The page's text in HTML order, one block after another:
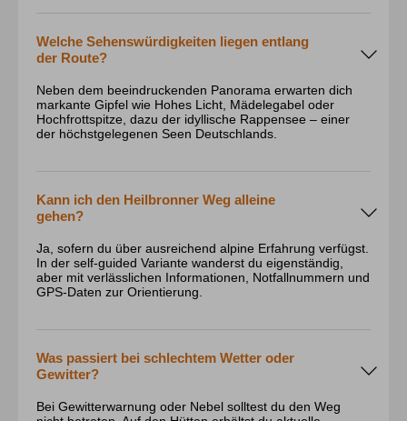
Welche Sehenswürdigkeiten liegen entlang
der Route?
Neben dem beeindruckenden Panorama erwarten dich
markante Gipfel wie Hohes Licht, Mädelegabel oder
Hochfrottspitze, dazu der idyllische Rappensee – einer
der höchstgelegenen Seen Deutschlands.
Kann ich den Heilbronner Weg alleine
gehen?
Ja, sofern du über ausreichend alpine Erfahrung verfügst.
In der self-guided Variante wanderst du eigenständig,
aber mit verlässlichen Informationen, Notfallnummern und
GPS-Daten zur Orientierung.
Was passiert bei schlechtem Wetter oder
Gewitter?
Bei Gewitterwarnung oder Nebel solltest du den Weg